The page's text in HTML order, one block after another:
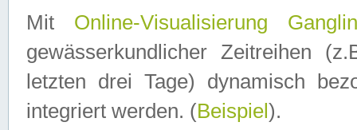
Mit Online-Visualisierung
gewässerkundlicher Zeitreihen
letzten drei Tage) dynamisch
integriert werden. (Beispiel ).